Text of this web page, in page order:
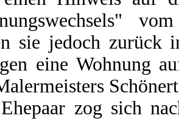
sie jedoch zurück
eine Wohnung
zog sich